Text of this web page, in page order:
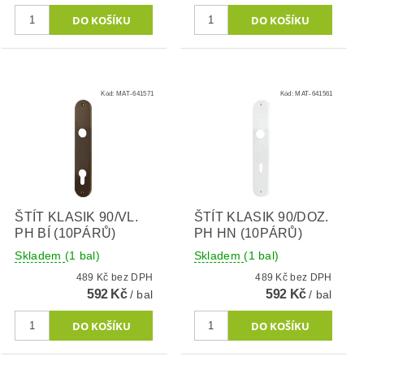
Kód: MAT-641571
ŠTÍT KLASIK 90/VL.
PH BÍ (10PÁRŮ)
Skladem (1 bal)
489 Kč bez DPH
592 Kč/ bal
Kód:MAT-641561
ŠTÍT KLASIK 90/DOZ.
PH HN (10PÁRŮ)
Skladem(1 bal)
489 Kč bez DPH
592 Kč/ bal